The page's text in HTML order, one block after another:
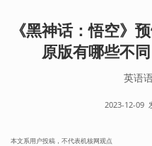
《黑神话：悟空》
原版有哪些不
英语
2023-12-09
本文系用户投稿，不代表机核网观点